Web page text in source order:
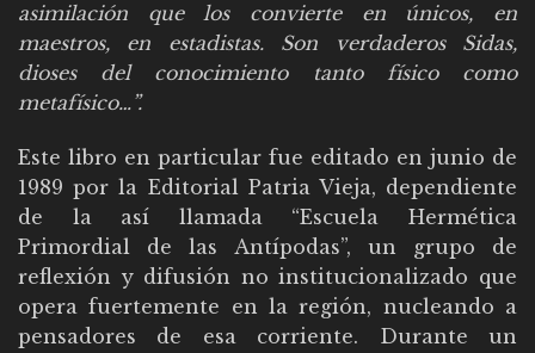
asimilación que los convierte en únicos, en
maestros, en estadistas. Son verdaderos Sidas,
dioses del conocimiento tanto físico como
metafísico…”.
Este libro en particular fue editado en junio de
1989 por la Editorial Patria Vieja, dependiente
de la así llamada “Escuela Hermética
Primordial de las Antípodas”, un grupo de
reflexión y difusión no institucionalizado que
opera fuertemente en la región, nucleando a
pensadores de esa corriente. Durante un